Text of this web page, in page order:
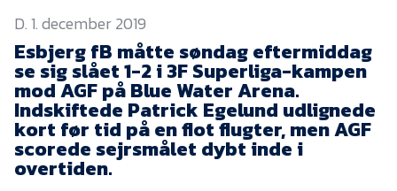
EfB Akademi
Sydvestjysk Fodbold
Samarbejde
Partnere
Blue Water Arena
Aktionærinformation
D. 1. december 2019
Esbjerg fB måtte søndag eftermiddag
se sig slået 1-2 i 3F Superliga-kampen
mod AGF på Blue Water Arena.
Indskiftede Patrick Egelund udlignede
kort før tid på en flot flugter, men AGF
scorede sejrsmålet dybt inde i
overtiden.